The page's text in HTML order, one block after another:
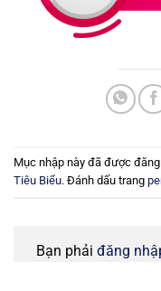
Mục nhập này đã được
Tiêu Biểu. Đánh dấu trang
Bạn phải đăng